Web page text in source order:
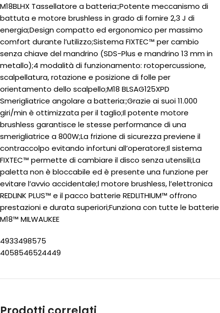
M18BLHX Tassellatore a batteria:;Potente meccanismo di
battuta e motore brushless in grado di fornire 2,3 J di
energia;Design compatto ed ergonomico per massimo
comfort durante l’utilizzo;Sistema FIXTEC™ per cambio
senza chiave del mandrino (SDS-Plus e mandrino 13 mm in
metallo);4 modalità di funzionamento: rotopercussione,
scalpellatura, rotazione e posizione di folle per
orientamento dello scalpello;M18 BLSAG125XPD
Smerigliatrice angolare a batteria:;Grazie ai suoi 11.000
giri/min è ottimizzata per il taglio;Il potente motore
brushless garantisce le stesse performance di una
smerigliatrice a 800W;La frizione di sicurezza previene il
contraccolpo evitando infortuni all’operatore;Il sistema
FIXTEC™ permette di cambiare il disco senza utensili;La
paletta non è bloccabile ed è presente una funzione per
evitare l’avvio accidentale;l motore brushless, l’elettronica
REDLINK PLUS™ e il pacco batterie REDLITHIUM™ offrono
prestazioni e durata superiori;Funziona con tutte le batterie
M18™ MILWAUKEE
4933498575
4058546524449